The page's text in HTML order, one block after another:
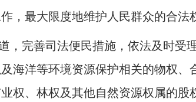
，最大限度地维护人民群众的合法
，完善司法便民措施，依法及时受
海洋等环境资源保护相关的物权、
权、林权及其他自然资源权属的